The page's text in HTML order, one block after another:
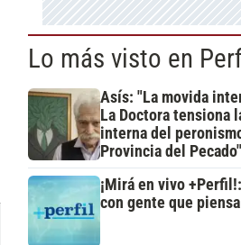
Lo más visto en
Asís: "La movida
La Doctora tensiona
interna del
Provincia del Pecado"
¡Mirá en vivo
con gente que piensa